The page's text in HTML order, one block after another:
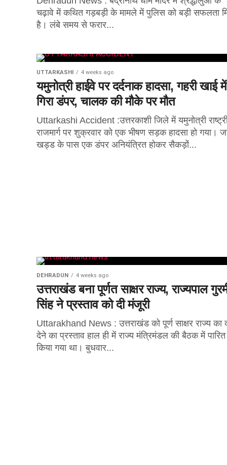
चढ़ावे में कथित गड़बड़ी के मामले में पुलिस को बड़ी सफलता
है। लंबे समय से फरार...
UTTARKASHI 4 weeks ago
यमुनोत्री हाईवे पर दर्दनाक हादसा, गहरी खाई में
गिरा डंपर, चालक की मौके पर मौत
Uttarkashi Accident :उत्तरकाशी जिले में यमुनोत्री
राजमार्ग पर शुक्रवार को एक भीषण सड़क हादसा हो गया।
खड्ड के पास एक डंपर अनियंत्रित होकर सैकड़ों...
DEHRADUN 4 weeks ago
उत्तराखंड बना पूर्णत साक्षर राज्य, राज्यपाल
सिंह ने प्रस्ताव को दी मंजूरी
Uttarakhand News : उत्तराखंड को पूर्ण साक्षर राज्य का
देने का प्रस्ताव हाल ही में राज्य मंत्रिमंडल की बैठक में पारित
किया गया था। बुधवार...